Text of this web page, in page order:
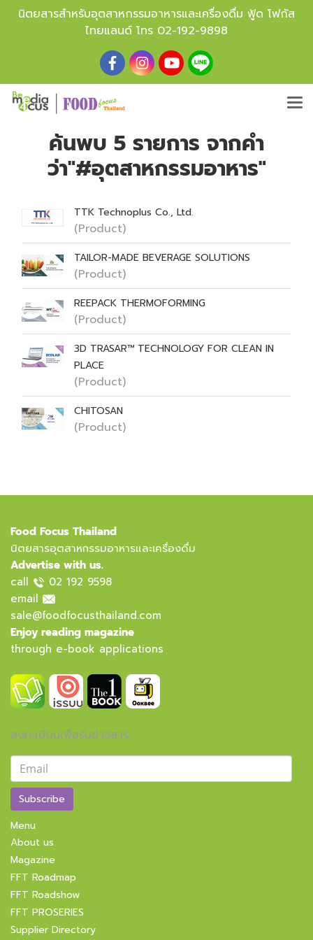
นิตยสารสำหรับอุตสาหกรรมอาหารและเครื่องดื่ม ฟู้ด โฟกัส
ไทยแลนด์ โทร 02-192-9898
ค้นพบ 5 รายการ จากคำ
ว่า"#อุตสาหกรรมอาหาร"
TTK Technoplus Co., Ltd.
(Product)
TAILOR-MADE BEVERAGE SOLUTIONS
(Product)
REEPACK THERMOFORMING
(Product)
3D TRASAR™ TECHNOLOGY FOR CLEAN IN
PLACE
(Product)
CHITOSAN
(Product)
Food Focus Thailand
นิตยสารอุตสาหกรรมอาหารและเครื่องดื่ม
Advertise with us.
call
02 192 9598
email
sale@foodfocusthailand.com
Enjoy reading magazine
through e-book applications
ลงทะเบียนเพื่อรับข่าวสาร
Subscribe
Menu
About us
Magazine
FFT Roadmap
FFT Roadshow
FFT PROSERIES
Supplier Directory